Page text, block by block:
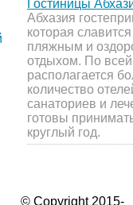
Гостиницы
Абхазия
которая
пляжным и
отдыхом. По всей
располагается
количество
санаториев и
готовы
круглый год.
© Copyright 2015-